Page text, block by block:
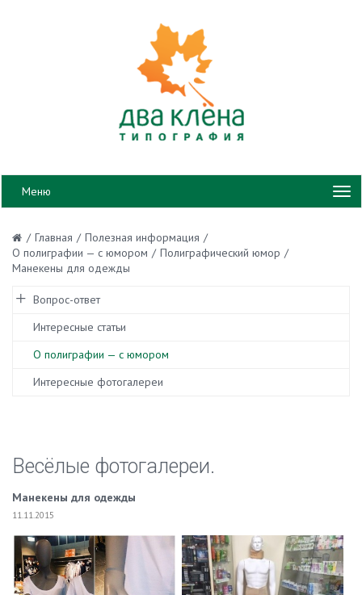
Меню
/ Главная / Полезная информация /
О полиграфии — с юмором / Полиграфический юмор /
Манекены для одежды
Вопрос-ответ
Интересные статьи
О полиграфии — с юмором
Интересные фотогалереи
Весёлые фотогалереи.
Манекены для одежды
11.11.2015